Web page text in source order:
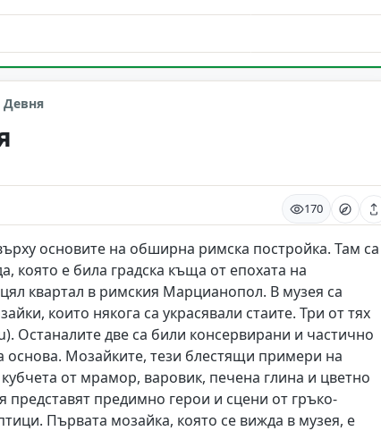
Девня
170
основите на обширна римска постройка. Там са
която е била градска къща от епохата на
квартал в римския Марцианопол. В музея са
които някога са украсявали стаите. Три от тях
Останалите две са били консервирани и частично
основа. Мозайките, тези блестящи примери на
от мрамор, варовик, печена глина и цветно
предимно герои и сцени от гръко-
Първата мозайка, която се вижда в музея, е